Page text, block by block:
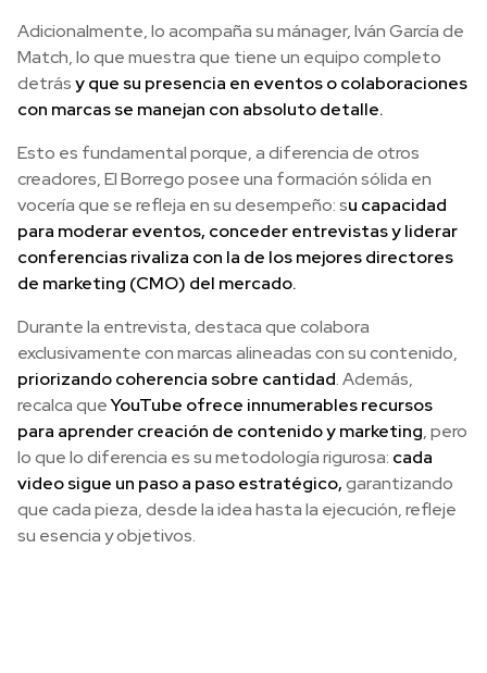
Adicionalmente, lo acompaña su mánager, Iván García de
Match, lo que muestra que tiene un equipo completo
detrásy que su presencia en eventos o colaboraciones
con marcas se manejan con absoluto detalle.
Esto es fundamental porque, a diferencia de otros
creadores, El Borrego posee una formación sólida en
vocería que se refleja en su desempeño: su capacidad
para moderar eventos, conceder entrevistas y liderar
conferencias rivaliza con la de los mejores directores
de marketing (CMO) del mercado.
Durante la entrevista, destaca que colabora
exclusivamente con marcas alineadas con su contenido,
priorizando coherencia sobre cantidad. Además,
recalca queYouTube ofrece innumerables recursos
para aprender creación de contenido y marketing, pero
lo que lo diferencia es su metodología rigurosa: cada
video sigue un paso a paso estratégico,garantizando
que cada pieza, desde la idea hasta la ejecución, refleje
su esencia y objetivos.